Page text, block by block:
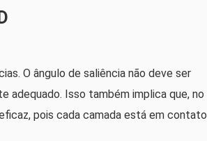
O ângulo de saliência não deve ser
adequado. Isso também implica que, no
pois cada camada está em contato